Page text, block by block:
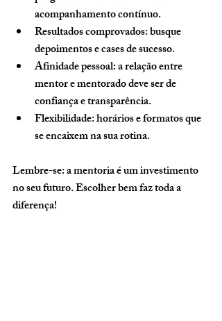
acompanhamento contínuo.
Resultados comprovados: busque
depoimentos e cases de sucesso.
Afinidade pessoal: a relação entre
mentor e mentorado deve ser de
confiança e transparência.
Flexibilidade: horários e formatos que
se encaixem na sua rotina.
Lembre-se: a mentoria é um investimento
no seu futuro. Escolher bem faz toda a
diferença!